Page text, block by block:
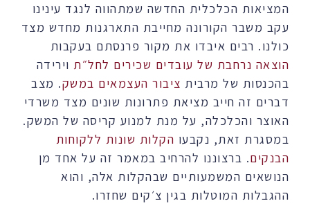
המציאות הכלכלית החדשה שמתהווה לנגד עינינו
עקב משבר הקורונה מחייבת התארגנות מחדש מצד
כולנו. רבים איבדו את מקור פרנסתם בעקבות
הוצאה נרחבת של עובדים שכירים לחל״ת וירידה
בהכנסות של מרבית ציבור העצמאים במשק. מצב
דברים זה חייב מציאת פתרונות שונים מצד משרדי
האוצר והכלכלה, על מנת למנוע קריסה של המשק.
במסגרת זאת, נקבעו הקלות שונות ללקוחות
הבנקים. ברצוננו להרחיב במאמר זה על אחד מן
הנושאים המשמעותיים שבהקלות אלה, והוא
ההגבלות המוטלות בגין צ׳קים שחזרו.